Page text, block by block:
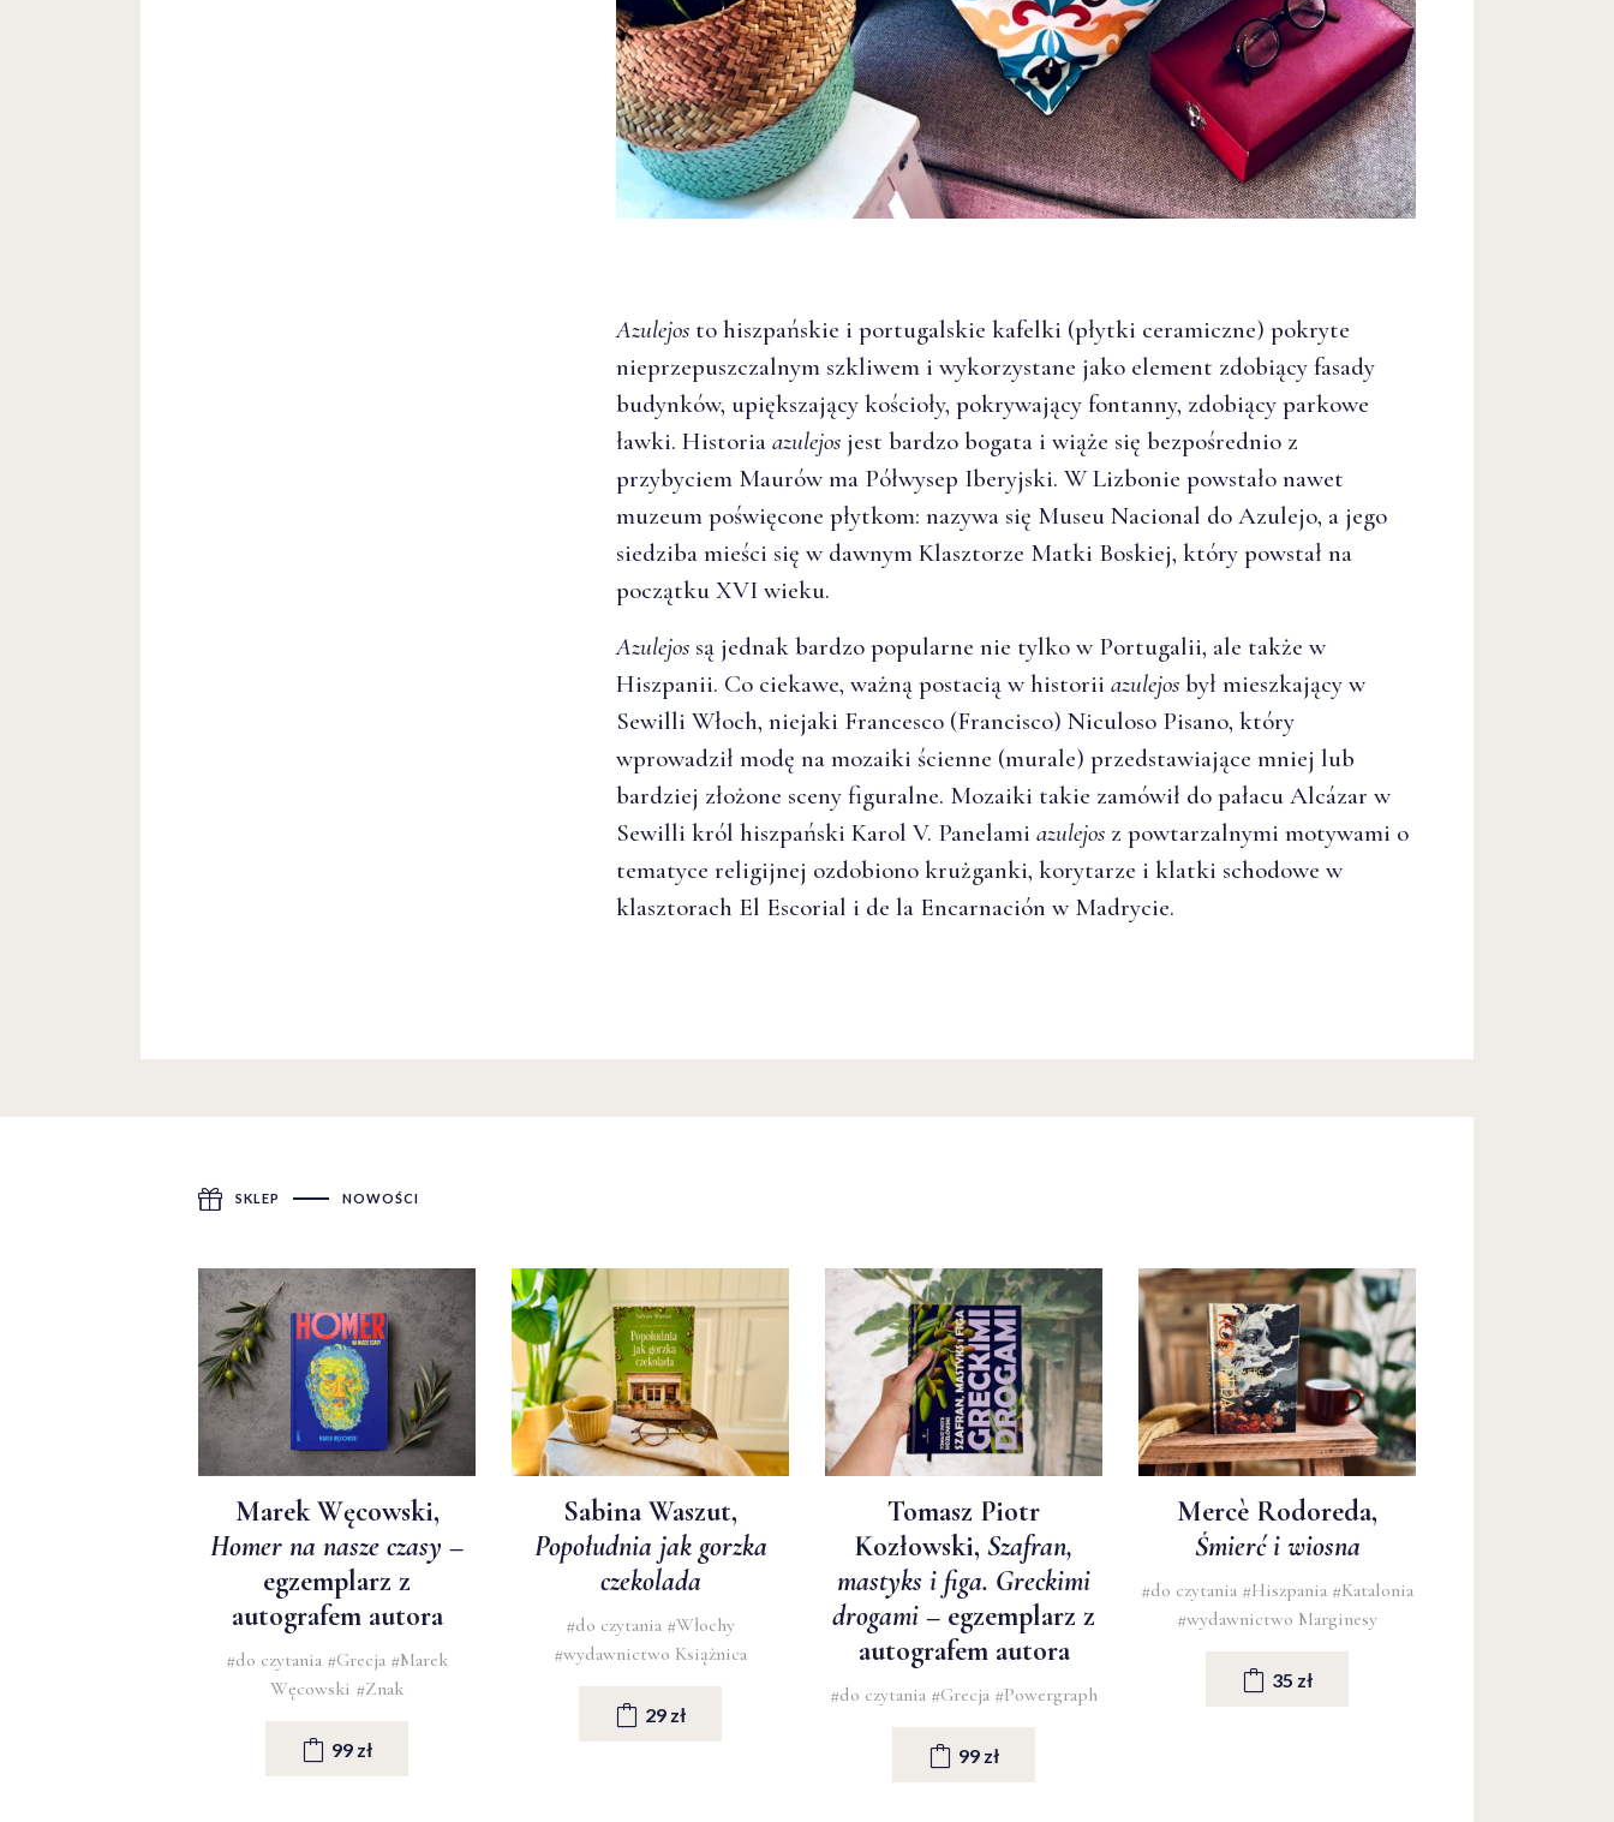
Azulejos to hiszpańskie i portugalskie kafelki (płytki ceramiczne) pokryte
nieprzepuszczalnym szkliwem i wykorzystane jako element zdobiący fasady
budynków, upiększający kościoły, pokrywający fontanny, zdobiący parkowe
ławki. Historia azulejos jest bardzo bogata i wiąże się bezpośrednio z
przybyciem Maurów ma Półwysep Iberyjski. W Lizbonie powstało nawet
muzeum poświęcone płytkom: nazywa się Museu Nacional do Azulejo, a jego
siedziba mieści się w dawnym Klasztorze Matki Boskiej, który powstał na
początku XVI wieku.
Azulejos są jednak bardzo popularne nie tylko w Portugalii, ale także w
Hiszpanii. Co ciekawe, ważną postacią w historii azulejos był mieszkający w
Sewilli Włoch, niejaki Francesco (Francisco) Niculoso Pisano, który
wprowadził modę na mozaiki ścienne (murale) przedstawiające mniej lub
bardziej złożone sceny figuralne. Mozaiki takie zamówił do pałacu Alcázar w
Sewilli król hiszpański Karol V. Panelami azulejos z powtarzalnymi motywami o
tematyce religijnej ozdobiono krużganki, korytarze i klatki schodowe w
klasztorach El Escorial i de la Encarnación w Madrycie.
SKLEP NOWOŚCI
Marek Węcowski,
Homer na nasze czasy –
egzemplarz z
autografem autora
#do czytania #Grecja #Marek
Węcowski #Znak
99 zł
Sabina Waszut,
Popołudnia jak gorzka
czekolada
#do czytania #Włochy
#wydawnictwo Książnica
29 zł
Tomasz Piotr
Kozłowski, Szafran,
mastyks i figa. Greckimi
drogami – egzemplarz z
autografem autora
#do czytania #Grecja #Powergraph
99 zł
Mercè Rodoreda,
Śmierć i wiosna
#do czytania #Hiszpania #Katalonia
#wydawnictwo Marginesy
35 zł